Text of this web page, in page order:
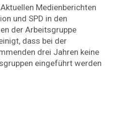
Medienberichten
und SPD in den
der Arbeitsgruppe
dass bei der
drei Jahren keine
eingeführt werden